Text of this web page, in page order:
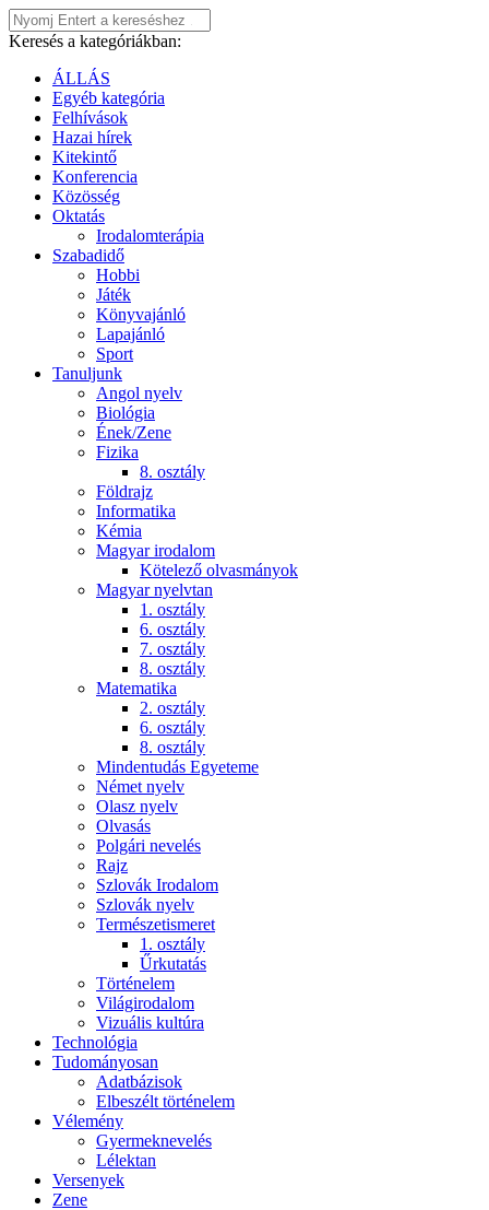
Keresés a kategóriákban:
ÁLLÁS
Egyéb kategória
Felhívások
Hazai hírek
Kitekintő
Konferencia
Közösség
Oktatás
Irodalomterápia
Szabadidő
Hobbi
Játék
Könyvajánló
Lapajánló
Sport
Tanuljunk
Angol nyelv
Biológia
Ének/Zene
Fizika
8. osztály
Földrajz
Informatika
Kémia
Magyar irodalom
Kötelező olvasmányok
Magyar nyelvtan
1. osztály
6. osztály
7. osztály
8. osztály
Matematika
2. osztály
6. osztály
8. osztály
Mindentudás Egyeteme
Német nyelv
Olasz nyelv
Olvasás
Polgári nevelés
Rajz
Szlovák Irodalom
Szlovák nyelv
Természetismeret
1. osztály
Űrkutatás
Történelem
Világirodalom
Vizuális kultúra
Technológia
Tudományosan
Adatbázisok
Elbeszélt történelem
Vélemény
Gyermeknevelés
Lélektan
Versenyek
Zene